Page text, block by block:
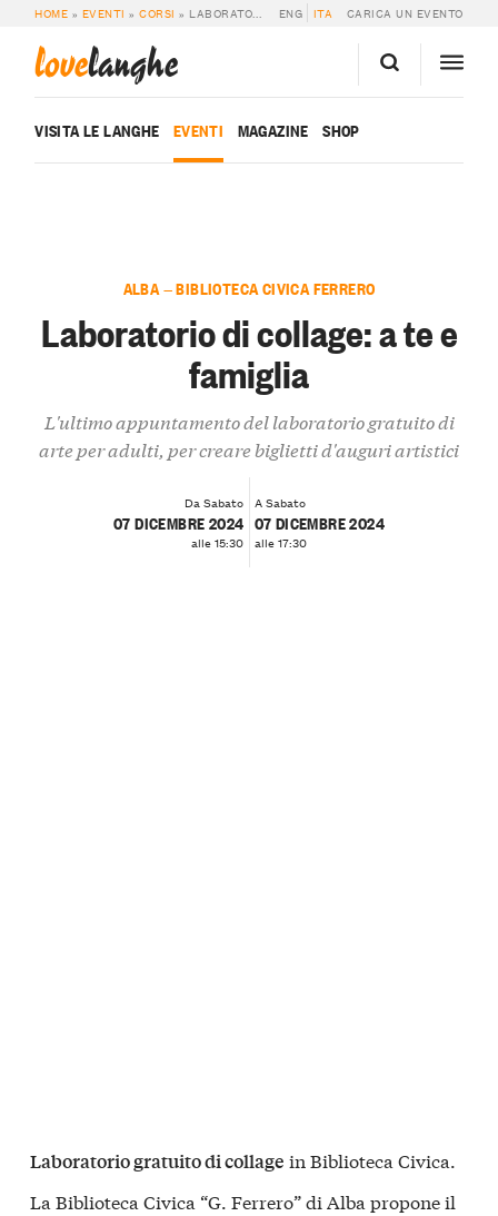
HOME » EVENTI »CORSI » LABORATORIO DI COLLAGE: A TE E FAMIGLIA ENG ITA CARICA UN EVENTO
lovelanghe
VISITA LE LANGHE EVENTI MAGAZINE SHOP
ALBA — BIBLIOTECA CIVICA FERRERO
Laboratorio di collage: a te e
famiglia
L'ultimo appuntamento del laboratorio gratuito di
arte per adulti, per creare biglietti d'auguri artistici
Da Sabato
07 DICEMBRE 2024
alle 15:30
A Sabato
07 DICEMBRE 2024
alle 17:30
Laboratorio gratuito di collage in Biblioteca Civica.
La Biblioteca Civica “G. Ferrero” di Alba propone il